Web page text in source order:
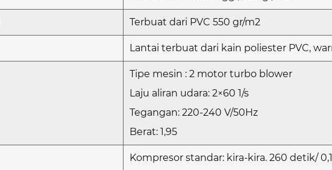
Terbuat dari PVC 550 gr/m2
Lantai terbuat dari kain poliester PVC,
Tipe mesin : 2 motor turbo blower
Laju aliran udara: 2×60 1/s
Tegangan: 220-240 V/50Hz
Berat: 1,95
Kompresor standar: kira-kira. 260 detik/